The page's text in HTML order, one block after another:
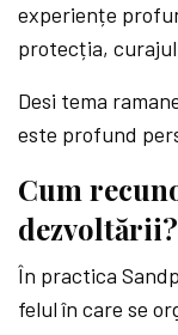
experiențe
protecția,
Desi tema
este profund
Cum
dezvoltării?
În practica
felul în care se